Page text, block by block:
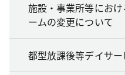
施設・事業所等にお
ームの変更について
都型放課後等デイサ